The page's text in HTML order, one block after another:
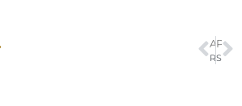
ANTERIOR
Rio: desaparecido desde quarta, corpo de professor Bocão é encontrado
PRÓXIMO
STJ: estado de SP deve ter protocolo para atuar em manifestações